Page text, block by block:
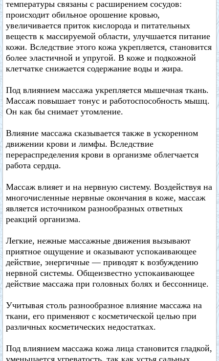
температуры связаны с расширением сосудов:
происходит обильное орошение кровью,
увеличивается приток кислорода и питательных
веществ к массируемой области, улучшается питание
кожи. Вследствие этого кожа укрепляется, становится
более эластичной и упругой. В коже и подкожной
клетчатке снижается содержание воды и жира.
Под влиянием массажа укрепляется мышечная ткань.
Массаж повышает тонус и работоспособность мышц.
Он как бы снимает утомление.
Влияние массажа сказывается также в ускоренном
движении крови и лимфы. Вследствие
перераспределения крови в организме облегчается
работа сердца.
Массаж влияет и на нервную систему. Воздействуя на
многочисленные нервные окончания в коже, массаж
является источником разнообразных ответных
реакций организма.
Легкие, нежные массажные движения вызывают
приятное ощущение и оказывают успокаивающее
действие, энергичные — приводят к возбуждению
нервной системы. Общеизвестно успокаивающее
действие массажа при головных болях и бессоннице.
Учитывая столь разнообразное влияние массажа на
ткани, его применяют с косметической целью при
различных косметических недостатках.
Под влиянием массажа кожа лица становится гладкой,
уменьшается угреватость, так как устья сальных